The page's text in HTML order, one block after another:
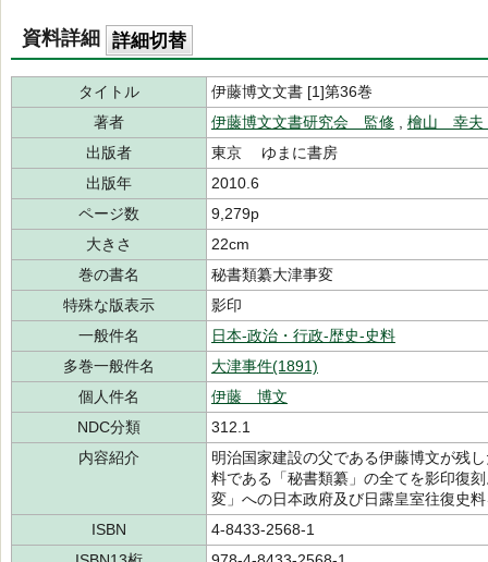
資料詳細 詳細切替
タイトル
伊藤博文文書 [1]第36巻
著者
伊藤博文文書研究会 監修
檜山 幸
出版者
東京 ゆまに書房
出版年
2010.6
ページ数
9,279p
大きさ
22cm
巻の書名
秘書類纂大津事変
特殊な版表示
影印
一般件名
日本-政治・行政-歴史-史料
多巻一般件名
大津事件(1891)
個人件名
伊藤 博文
NDC分類
312.1
内容紹介
明治国家建設の父である伊藤博文が残
料である「秘書類纂」の全てを影印復
変」への日本政府及び日露皇室往復史
ISBN
4-8433-2568-1